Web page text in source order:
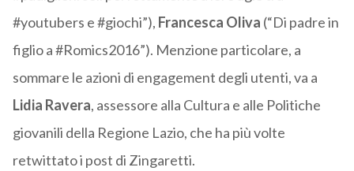
#youtubers e #giochi”), Francesca Oliva (“Di padre in
figlio a #Romics2016”). Menzione particolare, a
sommare le azioni di engagement degli utenti, va a
Lidia Ravera, assessore alla Cultura e alle Politiche
giovanili della Regione Lazio, che ha più volte
retwittato i post di Zingaretti.